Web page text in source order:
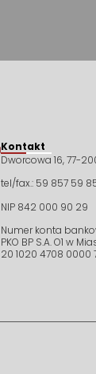
Kontakt
Dworcowa 16, 77-
tel/fax.: 59 857 59
NIP 842 000 90 29
Numer konta
PKO BP S.A. O1 w
20 1020 4708 0000